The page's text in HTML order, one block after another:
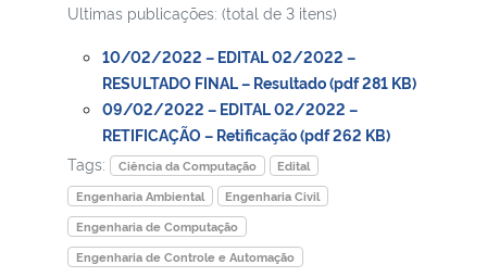
Ultimas publicações: (total de 3 itens)
10/02/2022 – EDITAL 02/2022 –
RESULTADO FINAL – Resultado (pdf 281 KB)
09/02/2022 – EDITAL 02/2022 –
RETIFICAÇÃO – Retificação (pdf 262 KB)
Tags:
Ciência da Computação
Edital
Engenharia Ambiental
Engenharia Civil
Engenharia de Computação
Engenharia de Controle e Automação